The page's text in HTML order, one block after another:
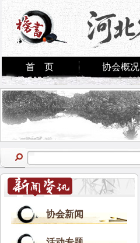
首 页 协会概况
协会新闻